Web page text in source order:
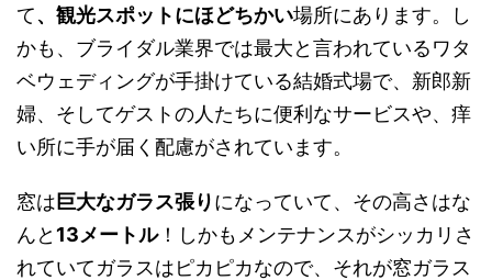
て、観光スポットにほどちかい場所にあります。し
かも、ブライダル業界では最大と言われているワタ
ベウェディングが手掛けている結婚式場で、新郎新
婦、そしてゲストの人たちに便利なサービスや、痒
い所に手が届く配慮がされています。
窓は巨大なガラス張りになっていて、その高さはな
んと 13メートル！しかもメンテナンスがシッカリさ
れていてガラスはピカピカなので、それが窓ガラス